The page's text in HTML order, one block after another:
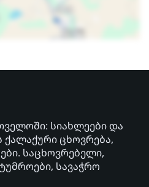
სიახლეები და
ცხოვრება,
საცხოვრებელი,
სავაჭრო